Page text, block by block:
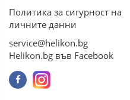
Политика за сигурност на
личните данни
service@helikon.bg
Helikon.bg във Facebook